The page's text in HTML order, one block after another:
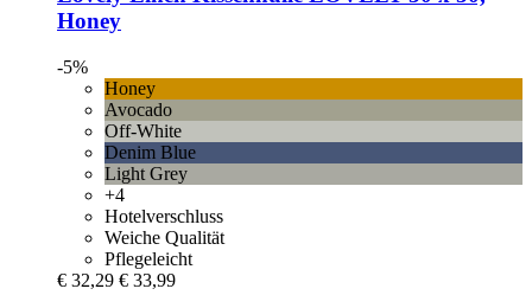
Honey
-5%
Honey
Avocado
Off-White
Denim Blue
Light Grey
+4
Hotelverschluss
Weiche Qualität
Pflegeleicht
€ 32,29 € 33,99